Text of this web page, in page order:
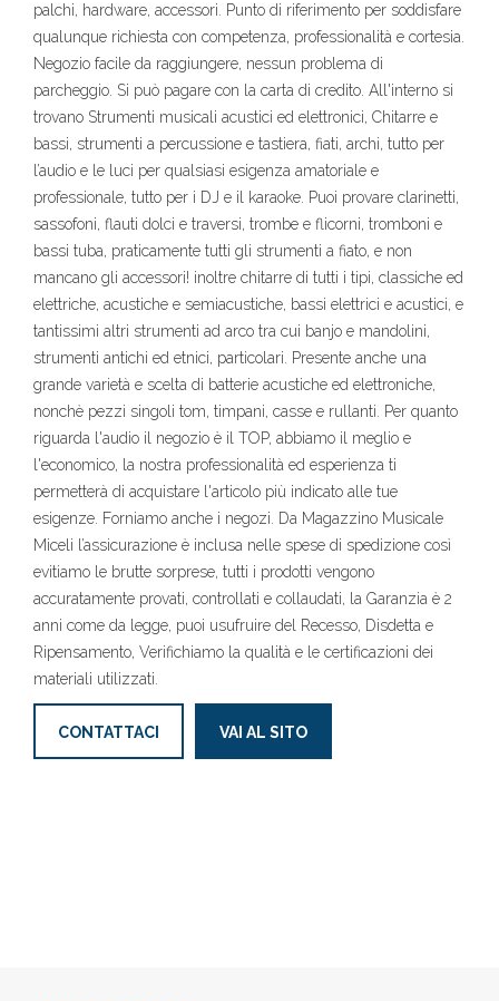
palchi, hardware, accessori. Punto di riferimento per soddisfare
qualunque richiesta con competenza, professionalità e cortesia.
Negozio facile da raggiungere, nessun problema di
parcheggio. Si può pagare con la carta di credito. All'interno si
trovano Strumenti musicali acustici ed elettronici, Chitarre e
bassi, strumenti a percussione e tastiera, fiati, archi, tutto per
l’audio e le luci per qualsiasi esigenza amatoriale e
professionale, tutto per i DJ e il karaoke. Puoi provare clarinetti,
sassofoni, flauti dolci e traversi, trombe e flicorni, tromboni e
bassi tuba, praticamente tutti gli strumenti a fiato, e non
mancano gli accessori! inoltre chitarre di tutti i tipi, classiche ed
elettriche, acustiche e semiacustiche, bassi elettrici e acustici, e
tantissimi altri strumenti ad arco tra cui banjo e mandolini,
strumenti antichi ed etnici, particolari. Presente anche una
grande varietà e scelta di batterie acustiche ed elettroniche,
nonchè pezzi singoli tom, timpani, casse e rullanti. Per quanto
riguarda l'audio il negozio è il TOP, abbiamo il meglio e
l'economico, la nostra professionalità ed esperienza ti
permetterà di acquistare l'articolo più indicato alle tue
esigenze. Forniamo anche i negozi. Da Magazzino Musicale
Miceli l’assicurazione è inclusa nelle spese di spedizione così
evitiamo le brutte sorprese, tutti i prodotti vengono
accuratamente provati, controllati e collaudati, la Garanzia è 2
anni come da legge, puoi usufruire del Recesso, Disdetta e
Ripensamento, Verifichiamo la qualità e le certificazioni dei
materiali utilizzati.
CONTATTACI VAI AL SITO